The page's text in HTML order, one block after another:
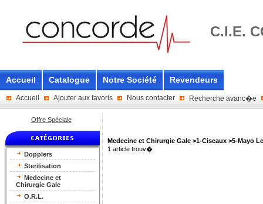
C.I.E.
Accueil Catalogue Notre Société Revendeurs
Accueil Ajouter aux favoris Nous contacter Recherche avanc�e
Offre Spéciale
Dopplers
Sterilisation
Medecine et
Chirurgie Gale
O.R.L.
Medecine et Chirurgie Gale >1-Ciseaux >5-Mayo
1 article trouv�